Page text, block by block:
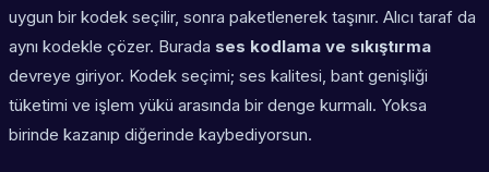
uygun bir kodek seçilir, sonra paketlenerek taşınır. Alıcı taraf da
aynı kodekle çözer. Burada ses kodlama ve sıkıştırma
devreye giriyor. Kodek seçimi; ses kalitesi, bant genişliği
tüketimi ve işlem yükü arasında bir denge kurmalı. Yoksa
birinde kazanıp diğerinde kaybediyorsun.